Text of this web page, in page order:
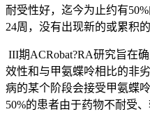
耐受性好，迄今为止约有
24周，没有出现新的或累积
III期ACRobat?RA研究旨在
效性和与甲氨蝶呤相比的非
病的某个阶段会接受甲氨蝶
50%的患者由于药物不耐受